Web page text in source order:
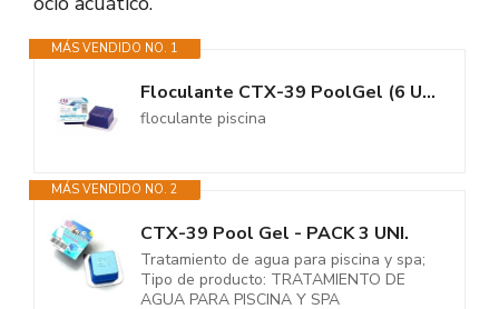
MÁS VENDIDO NO. 1
Floculante CTX-39 PoolGel (6 Unidades)
floculante piscina
MÁS VENDIDO NO. 2
CTX-39 Pool Gel - PACK 3 UNI.
Tratamiento de agua para piscina y spa;
Tipo de producto: TRATAMIENTO DE
AGUA PARA PISCINA Y SPA